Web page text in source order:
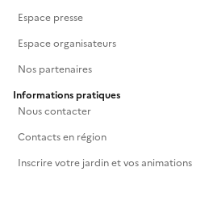
Espace presse
Espace organisateurs
Nos partenaires
Informations pratiques
Nous contacter
Contacts en région
Inscrire votre jardin et vos animations